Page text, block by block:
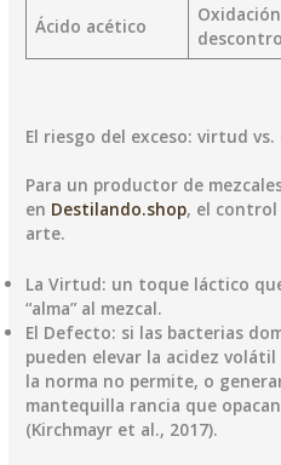
Ácido acético
Oxidación
​El riesgo del exceso: virtud
​Para un productor de
en Destilando.shop, el control
arte.
​La Virtud: un toque láctico
“alma” al mezcal.
​El Defecto: si las bacterias
pueden elevar la acidez
la norma no permite, o
mantequilla rancia que
(Kirchmayr et al., 2017).